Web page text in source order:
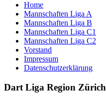
Home
Mannschaften Liga A
Mannschaften Liga B
Mannschaften Liga C1
Mannschaften Liga C2
Vorstand
Impressum
Datenschutzerklärung
Dart Liga Region Zürich